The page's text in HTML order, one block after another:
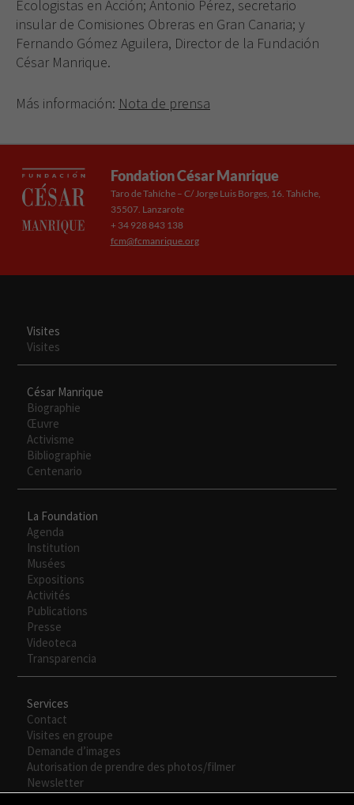
Ecologistas en Acción; Antonio Pérez, secretario
insular de Comisiones Obreras en Gran Canaria; y
Fernando Gómez Aguilera, Director de la Fundación
César Manrique.
Más información: Nota de prensa
Fondation César Manrique
Taro de Tahíche – C/ Jorge Luis Borges, 16. Tahíche,
35507. Lanzarote
+ 34 928 843 138
fcm@fcmanrique.org
Visites
Visites
César Manrique
Biographie
Œuvre
Activisme
Bibliographie
Centenario
La Foundation
Agenda
Institution
Musées
Expositions
Activités
Publications
Presse
Videoteca
Transparencia
Services
Contact
Visites en groupe
Demande d’images
Autorisation de prendre des photos/filmer
Newsletter
opcionales.
web.